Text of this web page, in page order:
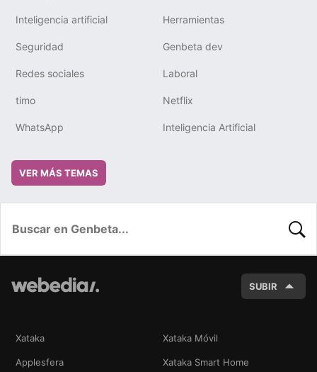
Inteligencia artificial Herramientas
Seguridad Genbeta dev
Redes sociales Laboral
timo Netflix
WhatsApp Inteligencia Artificial
VER MÁS TEMAS
SUBIR
Xataka Xataka Móvil
Applesfera Xataka Smart Home